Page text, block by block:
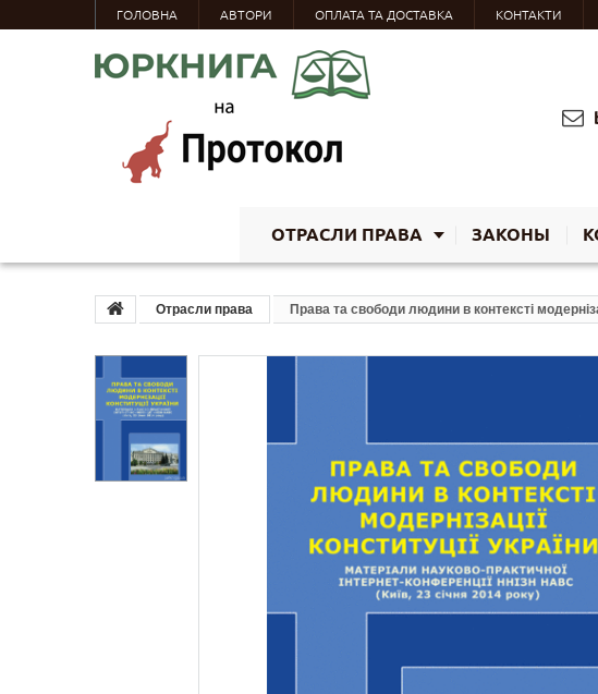
ГОЛОВНА АВТОРИ ОПЛАТА ТА ДОСТАВКА КОНТАКТИ
ОТРАСЛИ ПРАВА ЗАКОНЫ
Отрасли права Права та свободи людини в контексті